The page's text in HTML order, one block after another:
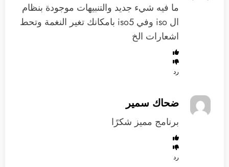
ما فيه شيء جديد والتنبيهات موجودة بنظام
ال iso وفي iso5 بامكانك تغير النغمة وتحط
اشعارات الخ
رد
ضحاك سمير
برنامج مميز شكرًا
رد